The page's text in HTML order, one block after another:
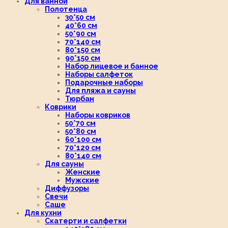
Полотенца
30*50 см
40*60 см
50*90 см
70*140 см
80*150 см
90*150 см
Набор лицевое и банное
Наборы салфеток
Подарочные наборы
Для пляжа и сауны
Тюрбан
Коврики
Наборы ковриков
50*70 см
50*80 см
60*100 см
70*120 см
80*140 см
Для сауны
Женские
Мужские
Диффузоры
Свечи
Саше
Для кухни
Скатерти и салфетки